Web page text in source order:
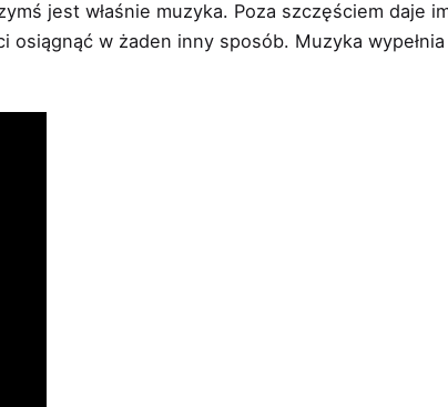
jest właśnie muzyka. Poza szczęściem daje
w żaden inny sposób. Muzyka wypełnia